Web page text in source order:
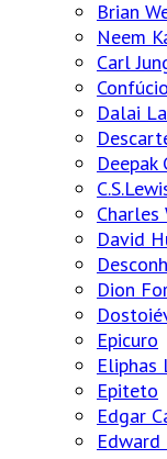
Brian
Neem
Carl
Confúcio
Dalai
Deepak
Charles
David
Dion
Epicuro
Eliphas
Epiteto
Edgar
Edward